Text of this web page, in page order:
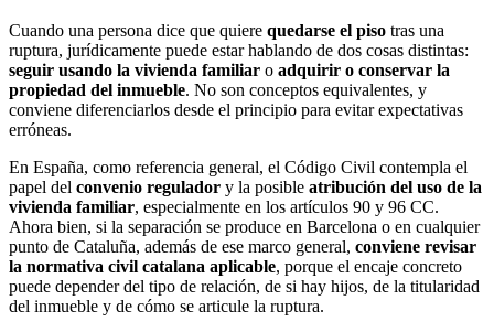
Cuando una persona dice que quiere quedarse el piso tras una
ruptura, jurídicamente puede estar hablando de dos cosas distintas:
seguir usando la vivienda familiar o adquirir o conservar la
propiedad del inmueble. No son conceptos equivalentes, y
conviene diferenciarlos desde el principio para evitar expectativas
erróneas.
En España, como referencia general, el Código Civil contempla el
papel del convenio regulador y la posible atribución del uso de la
vivienda familiar, especialmente en los artículos 90 y 96 CC.
Ahora bien, si la separación se produce en Barcelona o en cualquier
punto de Cataluña, además de ese marco general, conviene revisar
la normativa civil catalana aplicable, porque el encaje concreto
puede depender del tipo de relación, de si hay hijos, de la titularidad
del inmueble y de cómo se articule la ruptura.